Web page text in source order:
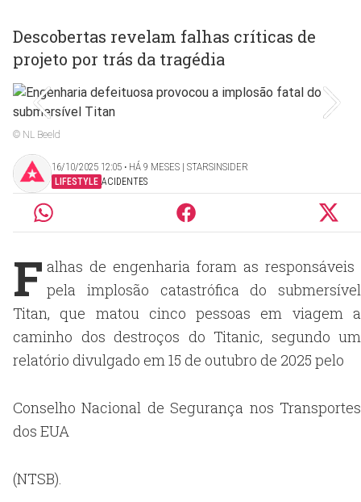
Descobertas revelam falhas críticas de
projeto por trás da tragédia
© NL Beeld
16/10/2025 12:05 ‧ HÁ 9 MESES | STARSINSIDER
LIFESTYLE ACIDENTES
F alhas de engenharia foram as responsáveis ​​
pela implosão catastrófica do submersível
Titan, que matou cinco pessoas em viagem a
caminho dos destroços do Titanic, segundo um
relatório divulgado em 15 de outubro de 2025 pelo
Conselho Nacional de Segurança nos Transportes
dos EUA
(NTSB).